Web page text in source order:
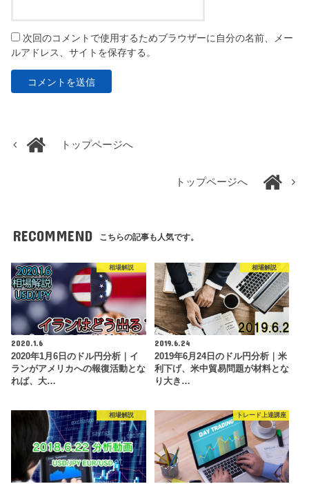
次回のコメントで使用するためブラウザーに自分の名前、メー
ルアドレス、サイトを保存する。
トップページへ
トップページへ
RECOMMEND こちらの記事も人気です。
相場解説
2020.1.6
2020年1月6日のドル円分析｜イ
ランがアメリカへの報復活動とな
れば、大…
相場解説
2019.6.24
2019年6月24日のドル円分析｜米
利下げ、米中貿易問題が材料とな
り大き…
相場解説 トレード上達講座